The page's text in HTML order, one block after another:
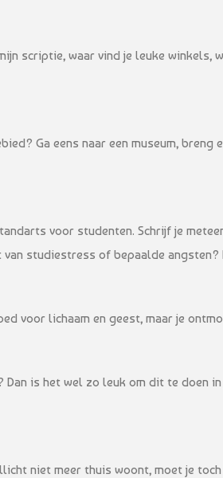
scriptie, waar vind je leuke winkels,
Ga eens naar een museum,
voor studenten. Schrijf je
studiestress of bepaalde
voor lichaam en geest, maar je
is het wel zo leuk om dit te doen
niet meer thuis woont, moet je